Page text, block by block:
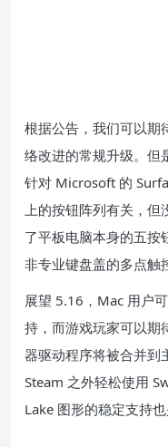
根据公告，我们可以期
络改进的常规升级。但
针对 Microsoft 的
上的按钮阵列有关，但
了平板电脑本身的五按
非专业键盘盖的多点触
展望 5.16 ，Mac 用户
持，而游戏玩家可以期
器驱动程序将被合并到
Steam 之外轻松使用
Lake 图形的稳定支持也